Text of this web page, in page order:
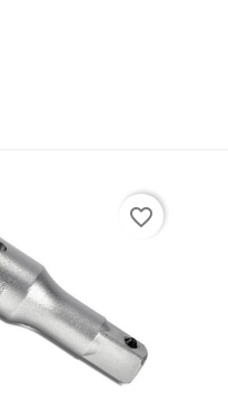
favorite_border